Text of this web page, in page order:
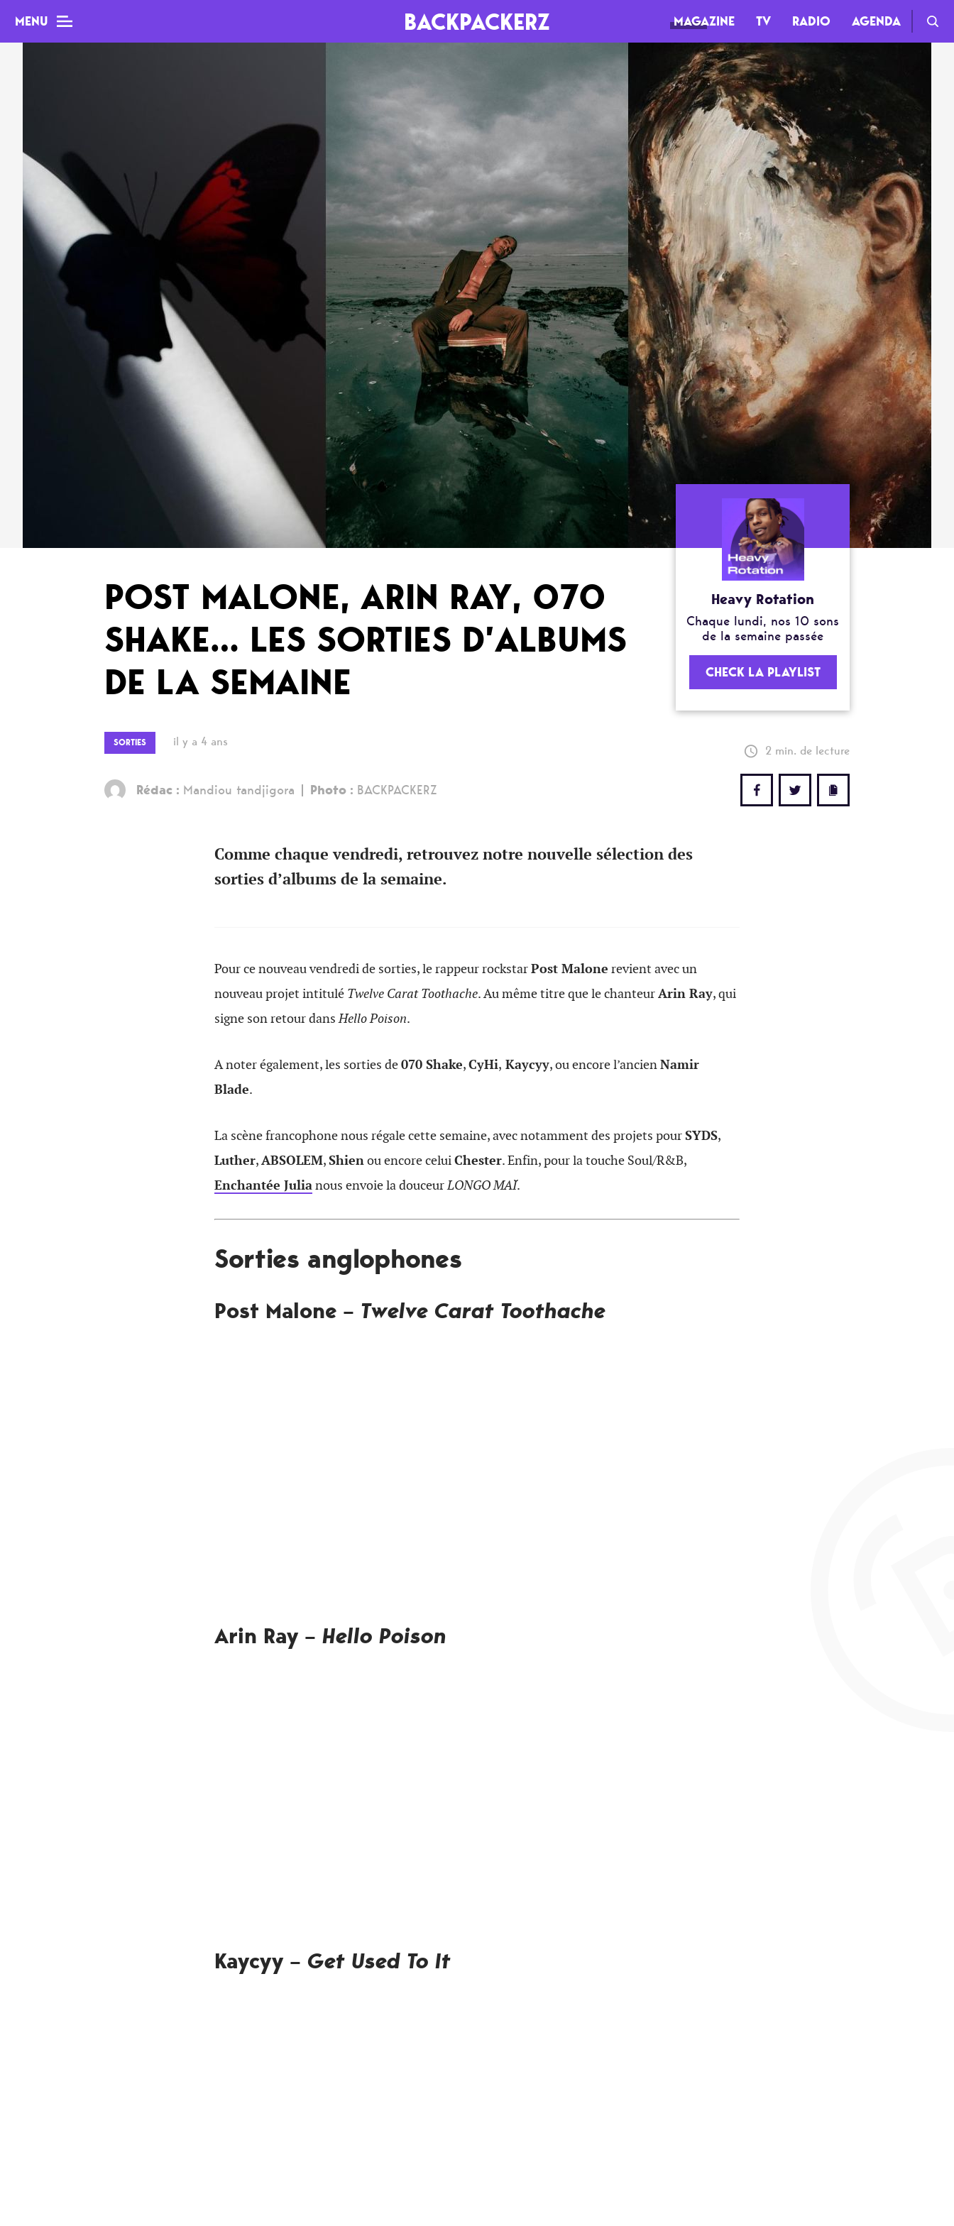
MENU BACKPACKERZ MAGAZINE TV RADIO AGENDA
Tops
Interviews
Chroniques
Newsletter
AGENDA
Festivals
RADIO
Mixes
TV
Clips
Live
Documentaires
Web-séries
Heavy Rotation
Chaque lundi, nos 10 sons
de la semaine passée
CHECK LA PLAYLIST
POST MALONE, ARIN RAY, 070
SHAKE… LES SORTIES D’ALBUMS
DE LA SEMAINE
SORTIES il y a 4 ans
2 min. de lecture
Rédac : Mandiou tandjigora Photo : BACKPACKERZ
Comme chaque vendredi, retrouvez notre nouvelle sélection des
sorties d’albums de la semaine.
Pour ce nouveau vendredi de sorties, le rappeur rockstarPost Malone revient avec un
nouveau projet intitulé Twelve Carat Toothache. Au même titre que le chanteurArin Ray, qui
signe son retour dansHello Poison.
A noter également, les sorties de070 Shake,CyHi, Kaycyy, ou encore l’ancienNamir
Blade.
La scène francophone nous régale cette semaine, avec notamment des projets pourSYDS,
Luther,ABSOLEM,Shienou encore celuiChester. Enfin, pour la touche Soul/R&B,
Enchantée Julianous envoie la douceurLONGO MAÏ.
Sorties anglophones
Post Malone – Twelve Carat Toothache
Arin Ray – Hello Poison
Kaycyy – Get Used To It